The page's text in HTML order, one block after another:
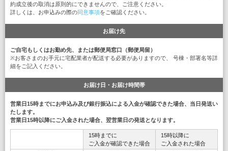
約成立後の取消は原則的にできませんので、ご注意ください。
詳しくは、お申込みの際の同意事項をご確認ください。
お届け先
ご自宅もしくはお勤め先、または郵便局窓口（郵便局留）
※お客さまのお手元に宅配業者が配送する必要がありますので、 号棟・部署名等詳
細をご記入ください。
お届け日・お届け時間帯
営業日15時までにお申込み及び銀行振込による入金が確認できた場合、当日発送い
たします。
営業日15時以降にご入金された場合、翌営業日の発送となります。
15時までに
ご入金が確認できた場合
15時以降に
ご入金された場合